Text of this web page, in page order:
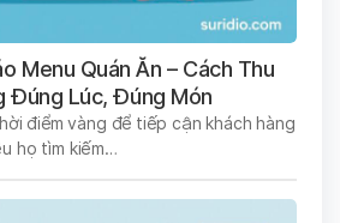
Menu Quán Ăn – Cách Thu
Đúng Lúc, Đúng Món
điểm vàng để tiếp cận khách hàng
họ tìm kiếm…